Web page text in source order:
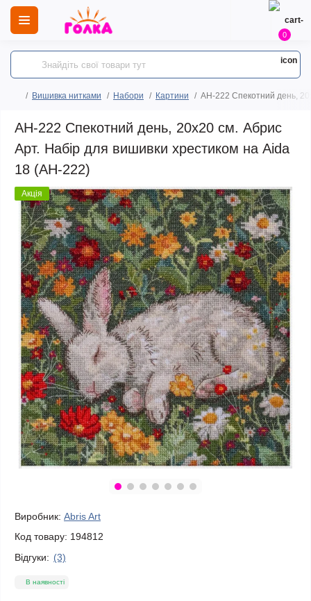
0
Вишивка нитками Набори Картини AH-222 Спекотний день,
AH-222 Спекотний день, 20x20 см. Абрис
Арт. Набір для вишивки хрестиком на Aida
18 (АН-222)
Акція
Виробник: Abris Art
Код товару: 194812
Відгуки: (3)
В наявності